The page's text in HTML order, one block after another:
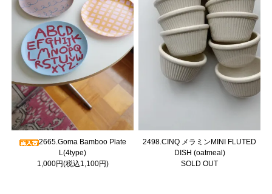
2665.Goma Bamboo Plate
L(4type)
1,000円(税込1,100円)
2498.CINQ メラミンMINI FLUTED
DISH (oatmeal)
SOLD OUT